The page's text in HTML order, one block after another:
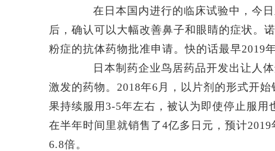
在日本国内进行的临床试验中，今日
后，确认可以大幅改善鼻子和眼睛的症状。
粉症的抗体药物批准申请。快的话最早2019
日本制药企业鸟居药品开发出让人体
激发的药物。2018年6月，以片剂的形式开
果持续服用3-5年左右，被认为即使停止服用
在半年时间里就销售了4亿多日元，预计
6.8倍。